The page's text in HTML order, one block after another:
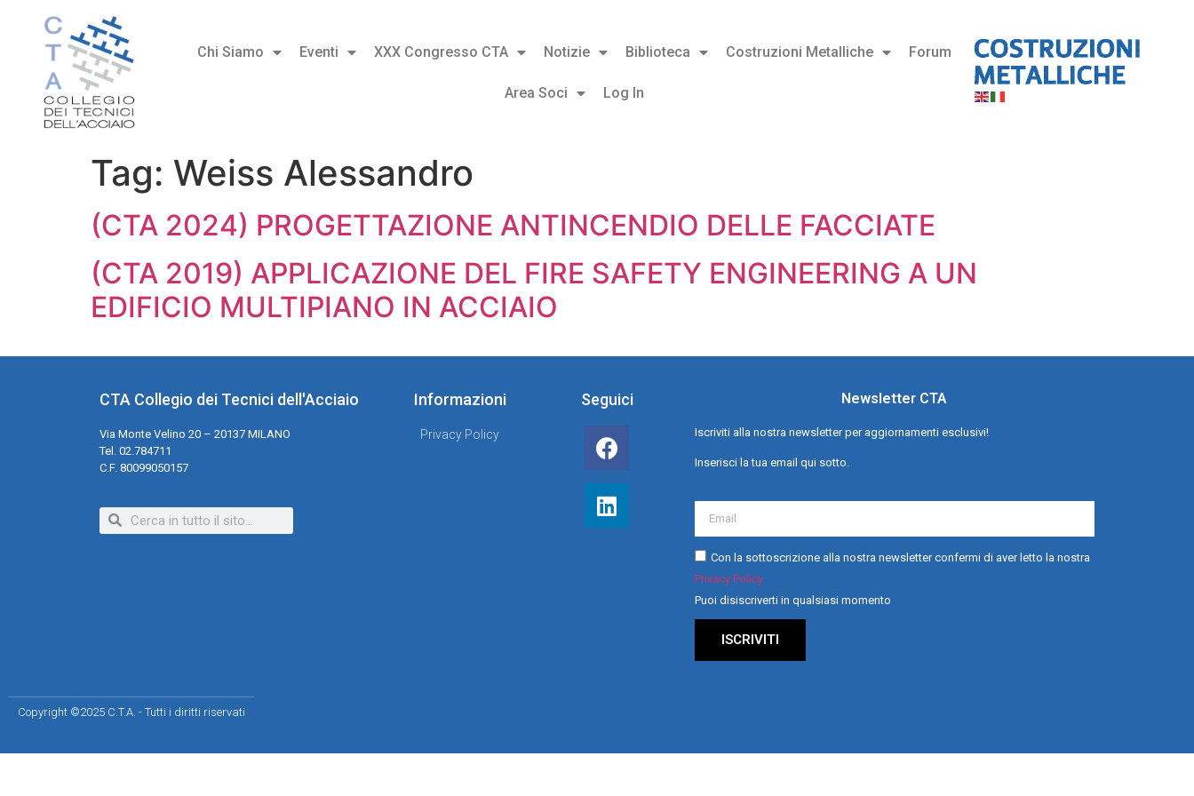
Chi Siamo Eventi XXX Congresso CTA Notizie Biblioteca Costruzioni Metalliche Forum
Area Soci Log In
Tag: Weiss Alessandro
(CTA 2024) PROGETTAZIONE ANTINCENDIO DELLE FACCIATE
(CTA 2019) APPLICAZIONE DEL FIRE SAFETY ENGINEERING A UN
EDIFICIO MULTIPIANO IN ACCIAIO
CTA Collegio dei Tecnici dell'Acciaio
Via Monte Velino 20 – 20137 MILANO
Tel. 02.784711
C.F. 80099050157
Informazioni
Privacy Policy
Seguici Newsletter CTA
Iscriviti alla nostra newsletter per aggiornamenti esclusivi!
Inserisci la tua email qui sotto.
Con la sottoscrizione alla nostra newsletter confermi di aver letto la nostra
Privacy Policy
Puoi disiscriverti in qualsiasi momento
ISCRIVITI
Copyright ©2025 C.T.A. - Tutti i diritti riservati